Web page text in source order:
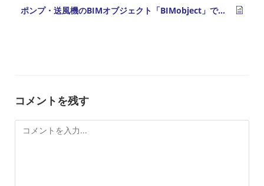
ポンプ・送風機のBIMオブジェクト「BIMobject」で公開
コメントを残す